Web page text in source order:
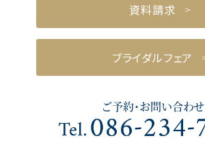
資料請求
ブライダルフェア
ご予約・お問い合わせ